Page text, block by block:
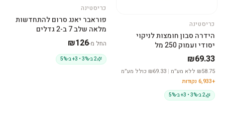
הוסיפי לסל
כריסטינה
הידרה סבון חומצות לניקוי
יסודי ועמוק 250 מל
₪69.33
₪58.75 ללא מע״מ |
69.33
כולל מע״מ
+
6,933 נקודות
2 ב-3% • 3+ ב-5%
בחרי גודל
כריסטינה
פוראבר יאנג סרום להתחדשות
מלאה שלב 7 ב-2 גדלים
החל מ- ₪126
2 ב-3% • 3+ ב-5%